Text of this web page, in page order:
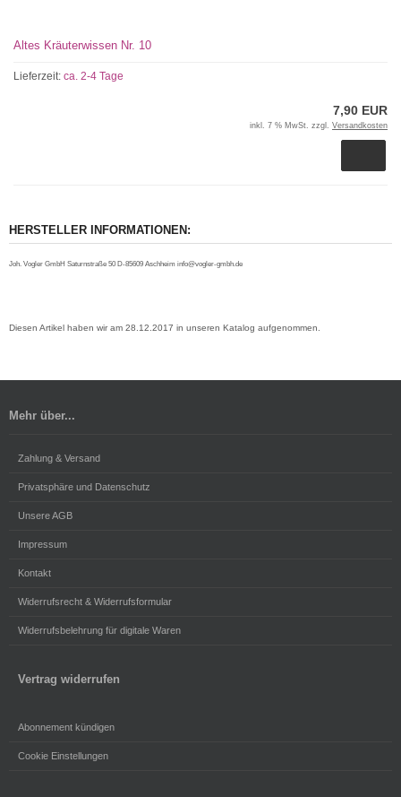
Altes Kräuterwissen Nr. 10
Lieferzeit: ca. 2-4 Tage
7,90 EUR
inkl. 7 % MwSt. zzgl. Versandkosten
HERSTELLER INFORMATIONEN:
Joh. Vogler GmbH Saturnstraße 50 D-85609 Aschheim info@vogler-gmbh.de
Diesen Artikel haben wir am 28.12.2017 in unseren Katalog aufgenommen.
Mehr über...
Zahlung & Versand
Privatsphäre und Datenschutz
Unsere AGB
Impressum
Kontakt
Widerrufsrecht & Widerrufsformular
Widerrufsbelehrung für digitale Waren
Vertrag widerrufen
Abonnement kündigen
Cookie Einstellungen